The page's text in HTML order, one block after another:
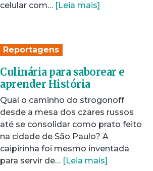
celular com… [Leia mais]
Reportagens
Culinária para saborear e
aprender História
Qual o caminho do strogonoff
desde a mesa dos czares russos
até se consolidar como prato feito
na cidade de São Paulo? A
caipirinha foi mesmo inventada
para servir de… [Leia mais]